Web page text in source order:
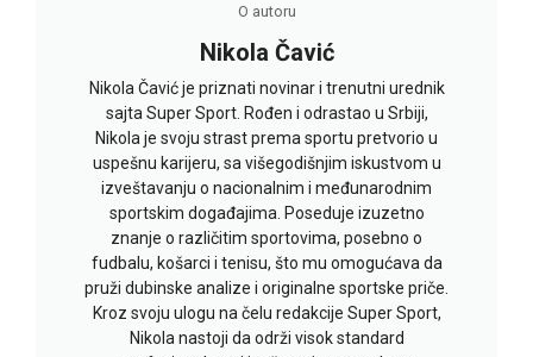
O autoru
Nikola Čavić
Nikola Čavić je priznati novinar i trenutni urednik
sajta Super Sport. Rođen i odrastao u Srbiji,
Nikola je svoju strast prema sportu pretvorio u
uspešnu karijeru, sa višegodišnjim iskustvom u
izveštavanju o nacionalnim i međunarodnim
sportskim događajima. Poseduje izuzetno
znanje o različitim sportovima, posebno o
fudbalu, košarci i tenisu, što mu omogućava da
pruži dubinske analize i originalne sportske priče.
Kroz svoju ulogu na čelu redakcije Super Sport,
Nikola nastoji da održi visok standard